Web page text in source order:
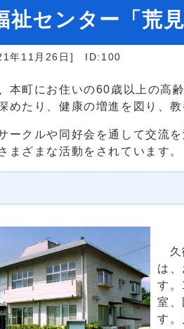
祉センター「荒見
年11月26日] ID:100
本町にお住いの60歳以上の高
めたり、健康の増進を図り、
ークルや同好会を通して交流
まざまな活動をされています。
久
は
す
室
す。